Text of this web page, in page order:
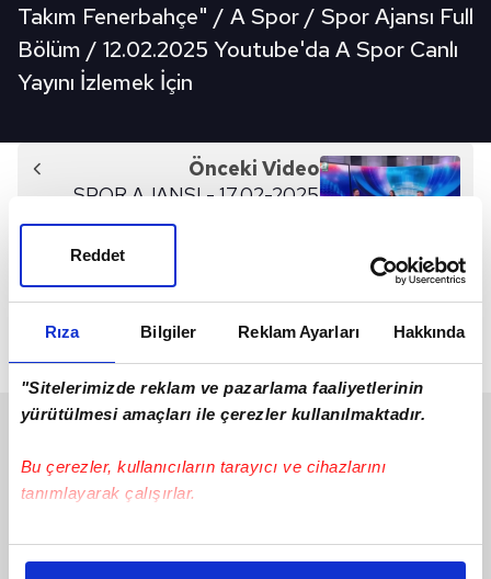
Rıza Bilgiler Reklam Ayarları Hakkında
"Sitelerimizde reklam ve pazarlama faaliyetlerinin
yürütülmesi amaçları ile çerezler kullanılmaktadır.
Bu çerezler, kullanıcıların tarayıcı ve cihazlarını
tanımlayarak çalışırlar.
Bu çerezlere izin vermeniz halinde sizlere özel
Reddet
Takım Fenerbahçe" / A Spor / Spor Ajansı Full
Bölüm / 12.02.2025 Youtube'da A Spor Canlı
Yayını İzlemek İçin
Önceki Video
SPOR AJANSI - 17.02-2025
Sonraki Video
Spor Ajansı - 15/04/2021
SON 24 SAAT